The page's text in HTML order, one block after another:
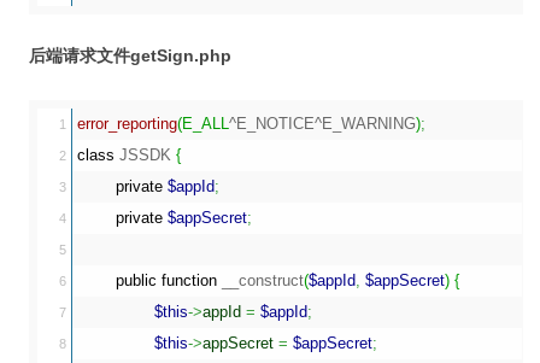
后端请求文件getSign.php
1
2
3
4
5
6
7
8
error_reporting(E_ALL ^E_NOTICE^E_WARNING);
class JSSDK {
private $appId;
private $appSecret;
public function __construct($appId $appSecret) {
$this->appId = $appId;
$this->appSecret = $appSecret;